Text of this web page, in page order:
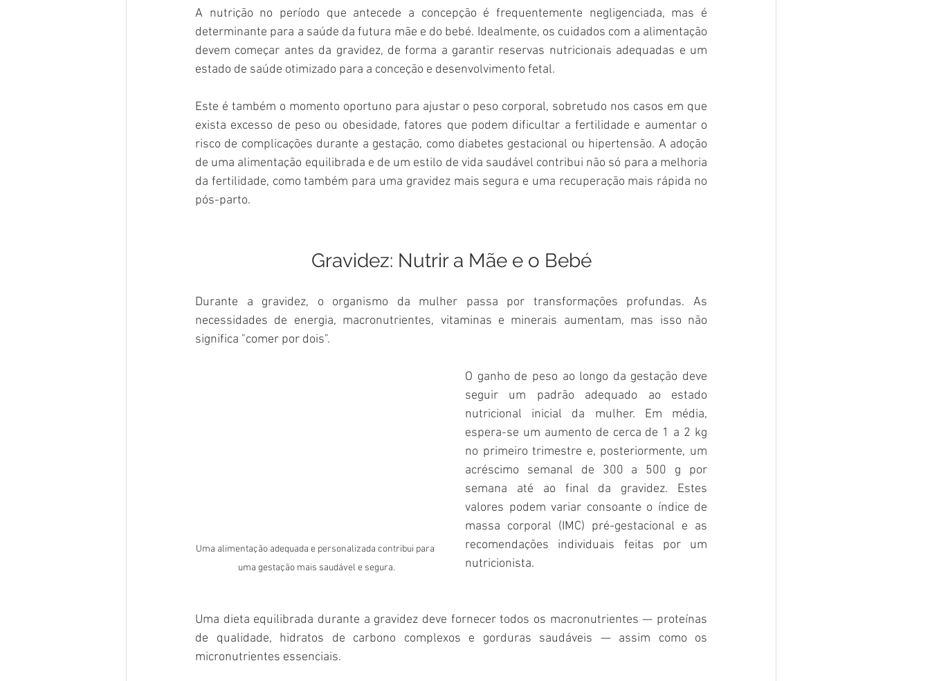
A nutrição no período que antecede a concepção é frequentemente negligenciada, mas é
determinante para a saúde da futura mãe e do bebé. Idealmente, os cuidados com a alimentação
devem começar antes da gravidez, de forma a garantir reservas nutricionais adequadas e um
estado de saúde otimizado para a conceção e desenvolvimento fetal.
Este é também o momento oportuno para ajustar o peso corporal, sobretudo nos casos em que
exista excesso de peso ou obesidade, fatores que podem dificultar a fertilidade e aumentar o
risco de complicações durante a gestação, como diabetes gestacional ou hipertensão. A adoção
de uma alimentação equilibrada e de um estilo de vida saudável contribui não só para a melhoria
da fertilidade, como também para uma gravidez mais segura e uma recuperação mais rápida no
pós-parto.
Gravidez: Nutrir a Mãe e o Bebé
Durante a gravidez, o organismo da mulher passa por transformações profundas. As
necessidades de energia, macronutrientes, vitaminas e minerais aumentam, mas isso não
significa "comer por dois".
Uma alimentação adequada e personalizada contribui para
uma gestação mais saudável e segura.
O ganho de peso ao longo da gestação deve
seguir um padrão adequado ao estado
nutricional inicial da mulher. Em média,
espera-se um aumento de cerca de 1 a 2 kg
no primeiro trimestre e, posteriormente, um
acréscimo semanal de 300 a 500 g por
semana até ao final da gravidez. Estes
valores podem variar consoante o índice de
massa corporal (IMC) pré-gestacional e as
recomendações individuais feitas por um
nutricionista.
Uma dieta equilibrada durante a gravidez deve fornecer todos os macronutrientes — proteínas
de qualidade, hidratos de carbono complexos e gorduras saudáveis — assim como os
micronutrientes essenciais.